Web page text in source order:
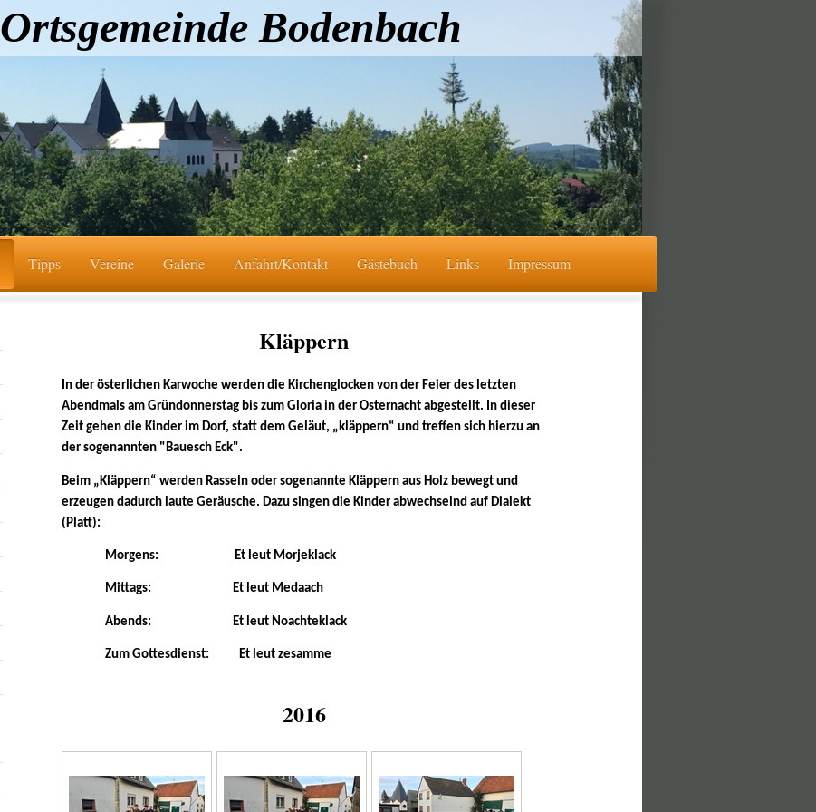
Ortsgemeinde Bodenbach
Tipps Vereine Galerie Anfahrt/Kontakt Gästebuch Links Impressum
Kläppern
In der österlichen Karwoche werden die Kirchenglocken von der Feier des letzten
Abendmals am Gründonnerstag bis zum Gloria in der Osternacht abgestellt. In dieser
Zeit gehen die Kinder im Dorf, statt dem Geläut, „kläppern“ und treffen sich hierzu an
der sogenannten "Bauesch Eck".
Beim „Kläppern“ werden Rasseln oder sogenannte Kläppern aus Holz bewegt und
erzeugen dadurch laute Geräusche. Dazu singen die Kinder abwechselnd auf Dialekt
(Platt):
Morgens: Et leut Morjeklack
Mittags: Et leut Medaach
Abends: Et leut Noachteklack
Zum Gottesdienst: Et leut zesamme
2016